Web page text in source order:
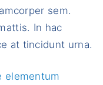
sem.
In hac
at tincidunt urna.
elementum